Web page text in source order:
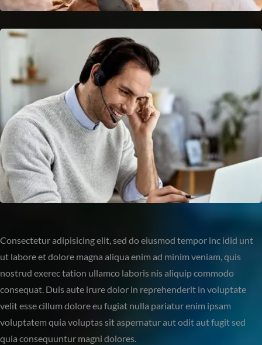
Consectetur adipisicing elit, sed do eiusmod tempor inc idid unt
ut labore et dolore magna aliqua enim ad minim veniam, quis
nostrud exerec tation ullamco laboris nis aliquip commodo
consequat. Duis aute irure dolor in reprehenderit in voluptate
velit esse cillum dolore eu fugiat nulla pariatur enim ipsam
voluptatem quia voluptas sit aspernatur aut odit aut fugit sed
quia consequuntur magni dolores.